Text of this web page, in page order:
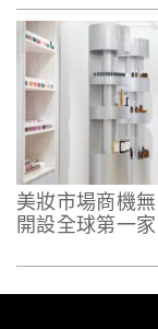
美妝市場商機
開設全球第一